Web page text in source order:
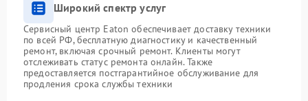
Широкий спектр услуг
Сервисный центр Eaton обеспечивает доставку техники
по всей РФ, бесплатную диагностику и качественный
ремонт, включая срочный ремонт. Клиенты могут
отслеживать статус ремонта онлайн. Также
предоставляется постгарантийное обслуживание для
продления срока службы техники